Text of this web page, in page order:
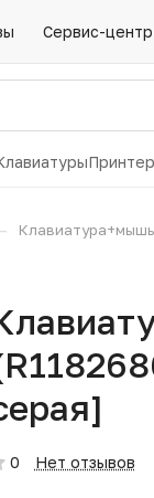
Сервис-центр
– Клавиатура+мышь
0 Нет отзывов